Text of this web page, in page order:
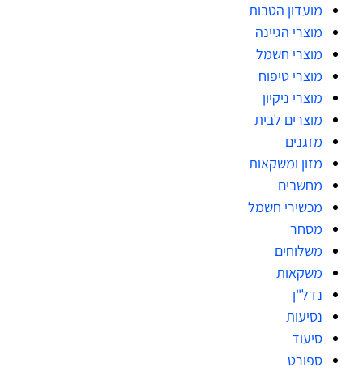
מועדון הטבות
מוצרי הגיינה
מוצרי חשמל
מוצרי טיפוח
מוצרי ניקיון
מוצרים לבית
מזגנים
מזון ומשקאות
מחשבים
מכשירי חשמל
מסחר
משלוחים
משקאות
נדל"ן
נסיעות
סיעוד
ספורט